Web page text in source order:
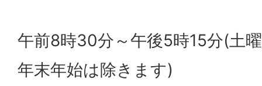
午前8時30分～午後5時15分(土
年末年始は除きます)